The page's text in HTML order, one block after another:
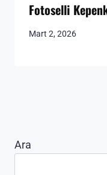
Fotoselli
Mart 2, 2026
Ara